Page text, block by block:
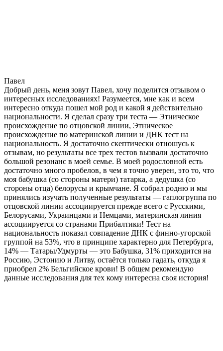
Павел
Добрый день, меня зовут Павел, хочу поделится отзывом о
интересных исследованиях! Разумеется, мне как и всем
интересно откуда пошел мой род и какой я действительно
национальности. Я сделал сразу три теста — Этническое
происхождение по отцовской линии, Этническое
происхождение по материнской линии и ДНК тест на
национальность. Я достаточно скептически отношусь к
отзывам, но результаты все трех тестов вызвали достаточно
большой резонанс в моей семье. В моей родословной есть
достаточно много пробелов, в чем я точно уверен, это то, что
моя бабушка (со стороны матери) татарка, а дедушка (со
стороны отца) белорусы и крымчане. Я собрал родню и мы
принялись изучать полученные результаты — гаплогруппа по
отцовской линии ассоциируется прежде всего с Русскими,
Белорусами, Украинцами и Немцами, материнская линия
ассоциируется со странами Прибалтики! Тест на
национальность показал совпадение ДНК с финно-угорской
группой на 53%, что в принципе характерно для Петербурга,
14% — Татары/Удмурты — это Бабушка, 31% приходится на
Россию, Эстонию и Литву, остаётся только гадать, откуда я
приобрел 2% Бельгийское крови! В общем рекомендую
данные исследования для тех кому интересна своя история!